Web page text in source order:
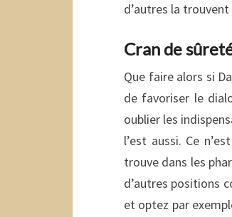
d’autres la
Cran de
Que faire alors si
de favoriser le
oublier les
l’est aussi. Ce
trouve dans les
d’autres positions
et optez par